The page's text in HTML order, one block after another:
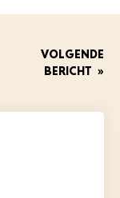
VOLGENDE
BERICHT »